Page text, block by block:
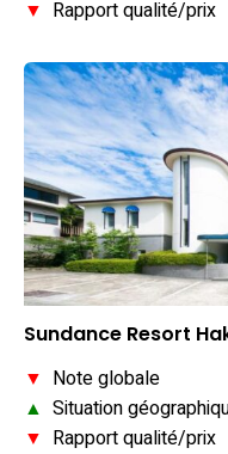
▼ Rapport qualité/prix
Sundance Resort
▼ Note globale
▲ Situation
▼ Rapport qualité/prix